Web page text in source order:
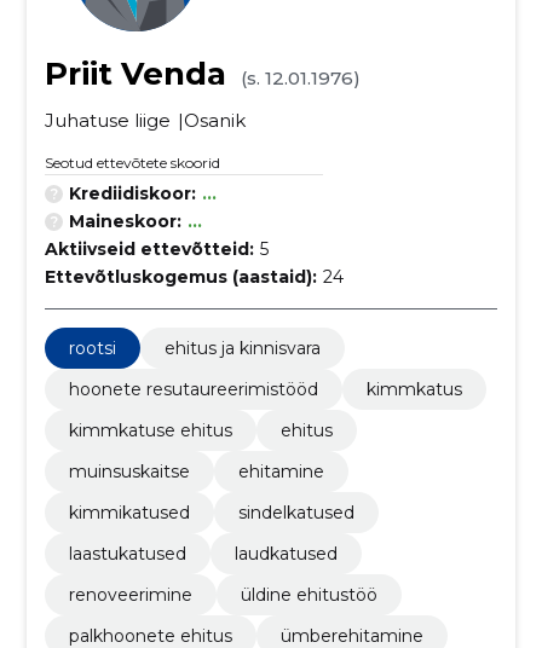
Priit Venda
(s. 12.01.1976)
Juhatuse liige
Osanik
Seotud ettevõtete skoorid
Krediidiskoor: ...
Maineskoor: ...
Aktiivseid ettevõtteid: 5
Ettevõtluskogemus (aastaid): 24
rootsi
ehitus ja kinnisvara
hoonete resutaureerimistööd
kimmkatus
kimmkatuse ehitus
ehitus
muinsuskaitse
ehitamine
kimmikatused
sindelkatused
laastukatused
laudkatused
renoveerimine
üldine ehitustöö
palkhoonete ehitus
ümberehitamine